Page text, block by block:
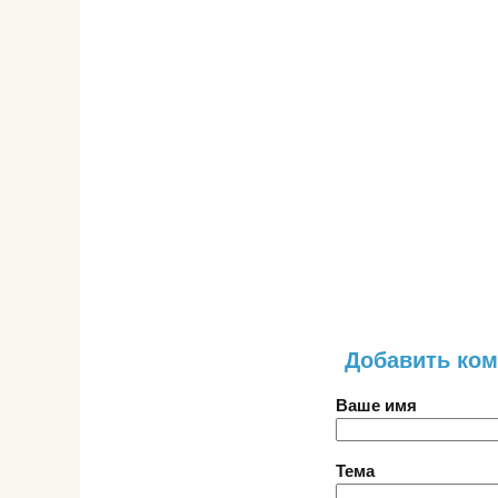
Добавить
Ваше имя
Тема